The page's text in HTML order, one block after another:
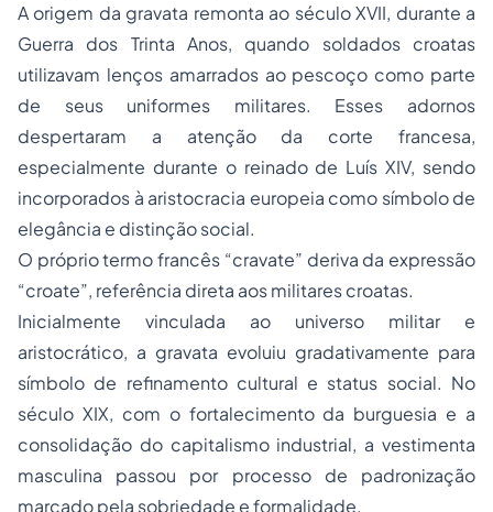
A origem da gravata remonta ao século XVII, durante a
Guerra dos Trinta Anos, quando soldados croatas
utilizavam lenços amarrados ao pescoço como parte
de seus uniformes militares. Esses adornos
despertaram a atenção da corte francesa,
especialmente durante o reinado de Luís XIV, sendo
incorporados à aristocracia europeia como símbolo de
elegância e distinção social.
O próprio termo francês “cravate” deriva da expressão
“croate”, referência direta aos militares croatas.
Inicialmente vinculada ao universo militar e
aristocrático, a gravata evoluiu gradativamente para
símbolo de refinamento cultural e status social. No
século XIX, com o fortalecimento da burguesia e a
consolidação do capitalismo industrial, a vestimenta
masculina passou por processo de padronização
marcado pela sobriedade e formalidade.